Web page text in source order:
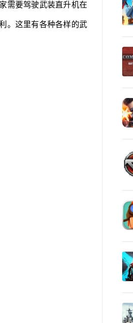
需要驾驶武装直升机在
。这里有各种各样的武